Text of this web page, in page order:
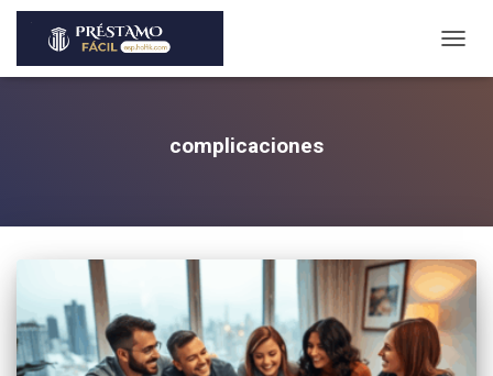
complicaciones